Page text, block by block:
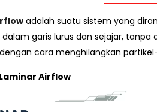
adalah suatu sistem yang
dalam garis lurus dan sejajar,
cara menghilangkan
Airflow